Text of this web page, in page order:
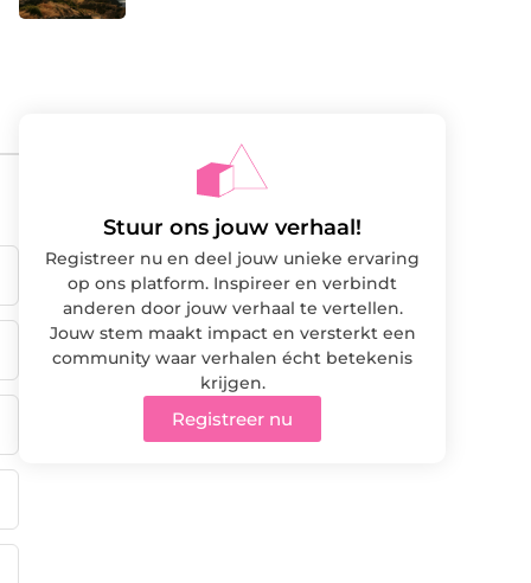
Stuur ons jouw verhaal!
Registreer nu en deel jouw unieke ervaring
op ons platform. Inspireer en verbindt
anderen door jouw verhaal te vertellen.
Jouw stem maakt impact en versterkt een
community waar verhalen écht betekenis
krijgen.
Registreer nu